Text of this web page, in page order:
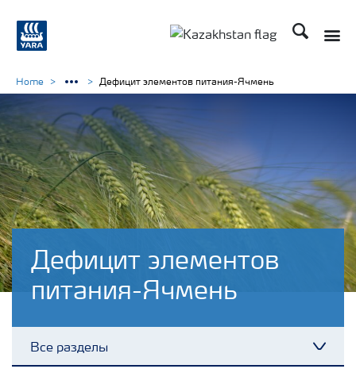
Поиск
Дефицит элементов
питания-Ячмень
Все разделы
Home Дефицит элементов питания-Ячмень